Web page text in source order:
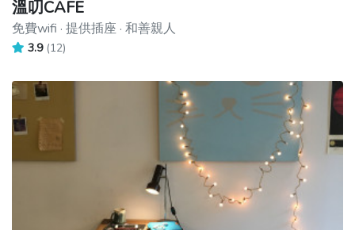
溫叨CAFE
免費wifi · 提供插座 · 和善親人
3.9 (12)